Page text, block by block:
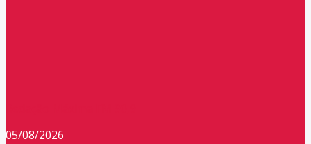
05/08/2026